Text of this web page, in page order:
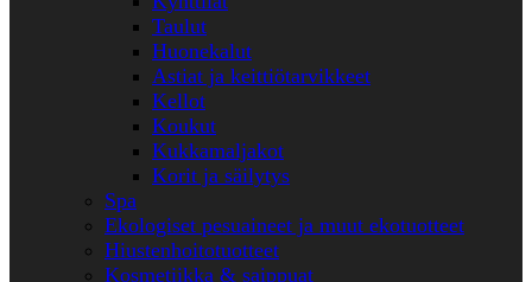
Taulut
Huonekalut
Astiat ja keittiötarvikkeet
Kellot
Koukut
Kukkamaljakot
Korit ja säilytys
Spa
Ekologiset pesuaineet ja muut ekotuotteet
Hiustenhoitotuotteet
Kosmetiikka & saippuat